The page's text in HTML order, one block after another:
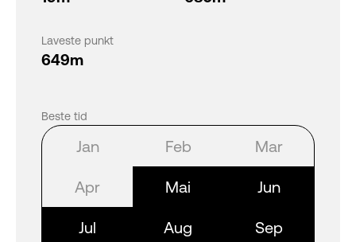
Laveste punkt
649m
Beste tid
Jan Feb Mar
Apr Mai Jun
Jul Aug Sep